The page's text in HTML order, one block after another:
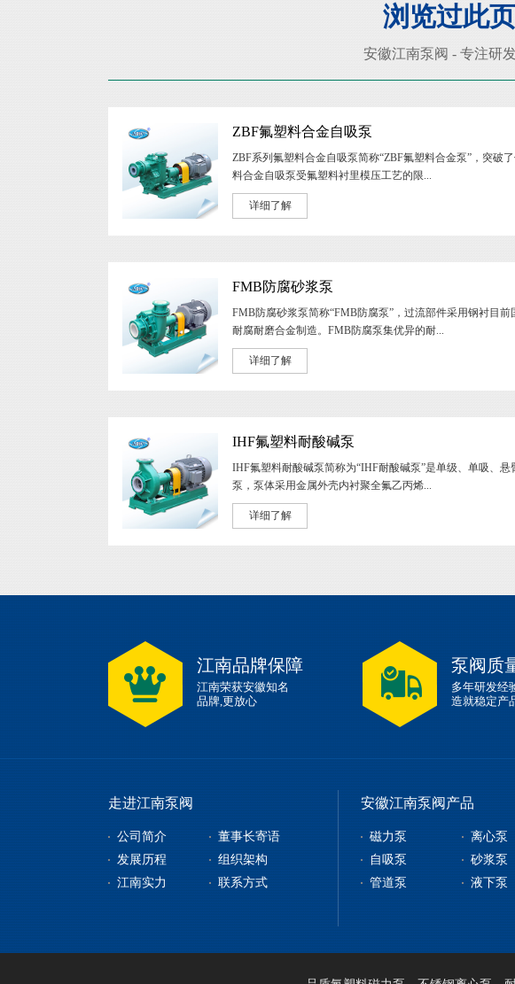
浏览过此
安徽江南泵阀 - 专注研
ZBF氟塑料合金自吸泵
ZBF系列氟塑料合金自吸泵简称“ZBF氟塑料合金泵”，突破
料合金自吸泵受氟塑料衬里模压工艺的限...
详细了解
FMB防腐砂浆泵
FMB防腐砂浆泵简称“FMB防腐泵”，过流部件采用钢衬目前
耐腐耐磨合金制造。FMB防腐泵集优异的耐...
详细了解
IHF氟塑料耐酸碱泵
IHF氟塑料耐酸碱泵简称为“IHF耐酸碱泵”是单级、单吸、悬
泵，泵体采用金属外壳内衬聚全氟乙丙烯...
详细了解
江南品牌保障
江南荣获安徽知名
品牌,更放心
泵阀质
多年研发经
造就稳定产
走进江南泵阀
公司简介
董事长寄语
发展历程
组织架构
江南实力
联系方式
安徽江南泵阀产品
磁力泵
离心泵
自吸泵
砂浆泵
管道泵
液下泵